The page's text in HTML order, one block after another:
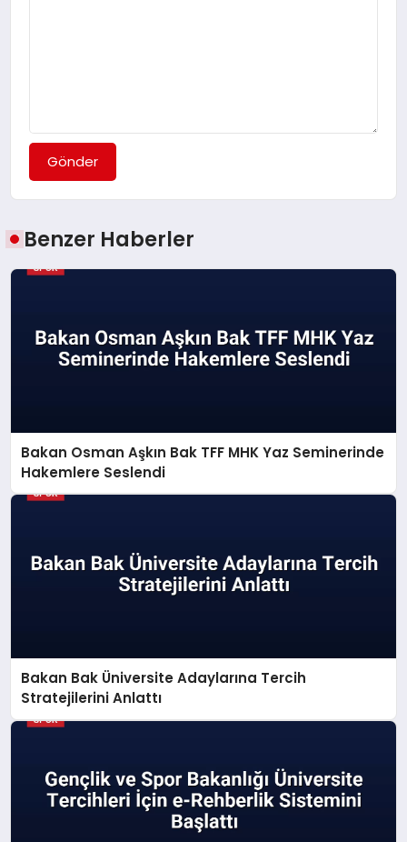
Gönder
Benzer Haberler
Bakan Osman Aşkın Bak TFF MHK Yaz Seminerinde
Hakemlere Seslendi
Bakan Bak Üniversite Adaylarına Tercih
Stratejilerini Anlattı